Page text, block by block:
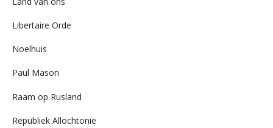
Libertaire Orde
Noelhuis
Paul Mason
Raam op Rusland
Republiek Allochtonië